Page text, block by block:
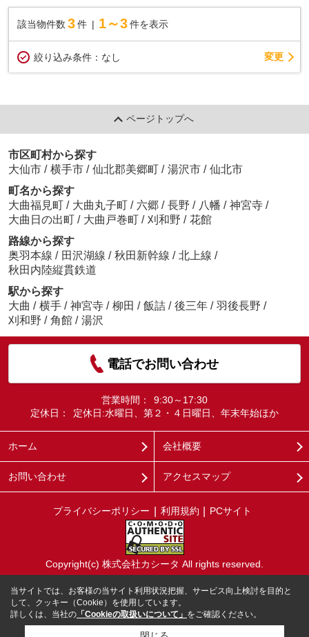
該当物件数 3件 1～3 件を表示
絞り込み条件： なし 変更
ページトップへ
市区町村から探す
大仙市 / 横手市 / 仙北郡美郷町 / 湯沢市 / 仙北市
町名から探す
大曲福見町 / 大曲丸子町 / 六郷 / 長野 / 八幡 / 神宮寺 /
大曲日の出町 / 大曲戸巻町 / 刈和野 / 花館
路線から探す
奥羽本線 / 田沢湖線 / 秋田新幹線 / 北上線 /
秋田内陸縦貫鉄道
駅から探す
大曲 / 横手 / 神宮寺 / 柳田 / 飯詰 / 後三年 / 羽後長野 /
刈和野 / 角館 / 湯沢
電話でお問い合わせ
営業時間：
9:30～17:30
定休日：
定休日:水曜日、第２・４日曜日、年末年始ほか
ホーム 会社概要
お問い合わせ アクセスマップ
プライバシーポリシー 利用規約 PCサイト
Copyright(c) 株式会社カシータ All rights reserved.
当サイトでは、お客様の当サイト利用状況把握、サービス向上検討を目的と
して、クッキー（Cookie）を使用しています。
詳しくは、当社の 「Cookieの取扱いについて」 をご確認ください。